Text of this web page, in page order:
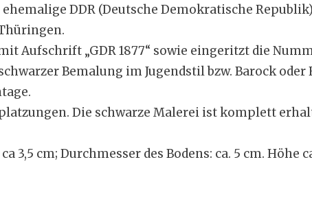
DDR (Deutsche Demokratische
Aufschrift „GDR 1877“ sowie eingeritzt die
Bemalung im Jugendstil bzw. Barock oder
Die schwarze Malerei ist komplett
3,5 cm; Durchmesser des Bodens: ca. 5 cm. Höhe